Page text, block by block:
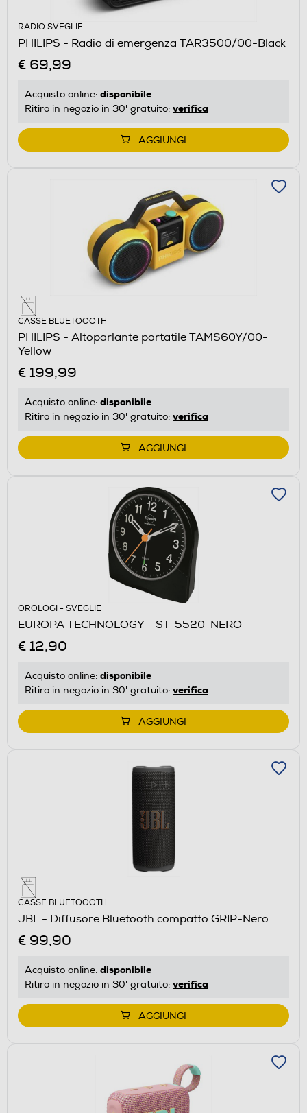
RADIO SVEGLIE
PHILIPS - Radio di emergenza TAR3500/00-Black
€ 69,99
Acquisto online: disponibile
Ritiro in negozio in 30' gratuito: verifica
AGGIUNGI
CASSE BLUETOOOTH
PHILIPS - Altoparlante portatile TAMS60Y/00-
Yellow
€ 199,99
Acquisto online: disponibile
Ritiro in negozio in 30' gratuito: verifica
AGGIUNGI
OROLOGI - SVEGLIE
EUROPA TECHNOLOGY - ST-5520-NERO
€ 12,90
Acquisto online: disponibile
Ritiro in negozio in 30' gratuito: verifica
AGGIUNGI
CASSE BLUETOOOTH
JBL - Diffusore Bluetooth compatto GRIP-Nero
€ 99,90
Acquisto online: disponibile
Ritiro in negozio in 30' gratuito: verifica
AGGIUNGI